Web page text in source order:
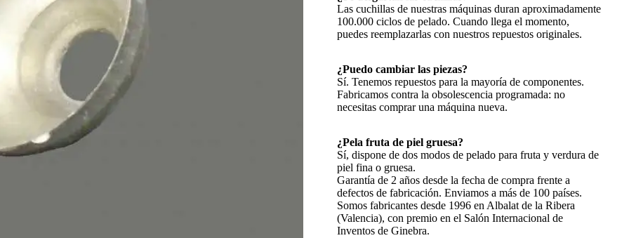
Las cuchillas de nuestras máquinas duran aproximadamente
100.000 ciclos de pelado. Cuando llega el momento,
puedes reemplazarlas con nuestros repuestos originales.
¿Puedo cambiar las piezas?
Sí. Tenemos repuestos para la mayoría de componentes.
Fabricamos contra la obsolescencia programada: no
necesitas comprar una máquina nueva.
¿Pela fruta de piel gruesa?
Sí, dispone de dos modos de pelado para fruta y verdura de
piel fina o gruesa.
Garantía de 2 años desde la fecha de compra frente a
defectos de fabricación. Enviamos a más de 100 países.
Somos fabricantes desde 1996 en Albalat de la Ribera
(Valencia), con premio en el Salón Internacional de
Inventos de Ginebra.